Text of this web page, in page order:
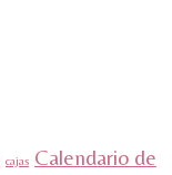
cajas Calendario de